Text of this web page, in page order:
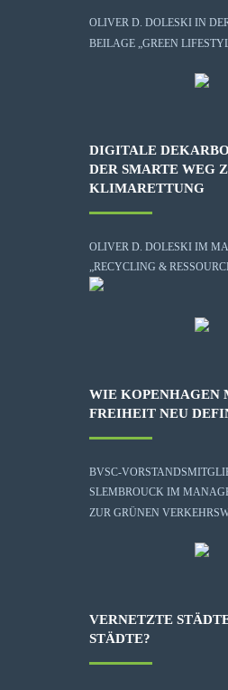
OLIVER D. DOLESKI IN
BEILAGE „GREEN
DIGITALE
DER SMARTE WEG
KLIMARETTUNG
OLIVER D. DOLESKI IM
„RECYCLING &
WIE KOPENHAGEN
FREIHEIT NEU
BVSC-
SLEMBROUCK IM
ZUR GRÜNEN
VERNETZTE
STÄDTE?